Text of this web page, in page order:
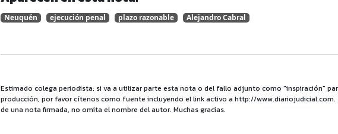
Neuquén ejecución penal plazo razonable Alejandro Cabral
Estimado colega periodista: si va a utilizar parte esta nota o del fallo adjunto como "inspiración"
producción, por favor cítenos como fuente incluyendo el link activo a http://www.diariojudicial.com.
de una nota firmada, no omita el nombre del autor. Muchas gracias.